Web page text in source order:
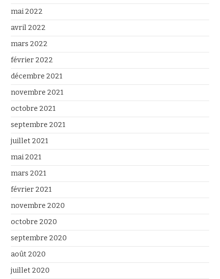
mai 2022
avril 2022
mars 2022
février 2022
décembre 2021
novembre 2021
octobre 2021
septembre 2021
juillet 2021
mai 2021
mars 2021
février 2021
novembre 2020
octobre 2020
septembre 2020
août 2020
juillet 2020